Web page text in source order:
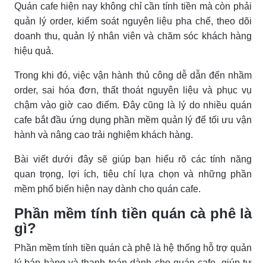
Quán cafe hiện nay không chỉ cần tính tiền mà còn phải
quản lý order, kiểm soát nguyên liệu pha chế, theo dõi
doanh thu, quản lý nhân viên và chăm sóc khách hàng
hiệu quả.
Trong khi đó, việc vận hành thủ công dễ dẫn đến nhầm
order, sai hóa đơn, thất thoát nguyên liệu và phục vụ
chậm vào giờ cao điểm. Đây cũng là lý do nhiều quán
cafe bắt đầu ứng dụng phần mềm quản lý để tối ưu vận
hành và nâng cao trải nghiệm khách hàng.
Bài viết dưới đây sẽ giúp bạn hiểu rõ các tính năng
quan trọng, lợi ích, tiêu chí lựa chọn và những phần
mềm phổ biến hiện nay dành cho quán cafe.
Phần mềm tính tiền quán cà phê là
gì?
Phần mềm tính tiền quán cà phê là hệ thống hỗ trợ quản